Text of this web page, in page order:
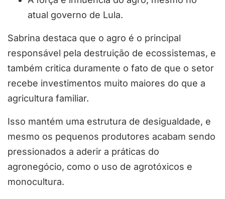
atual governo de Lula.
Sabrina destaca que o agro é o principal
responsável pela destruição de ecossistemas, e
também critica duramente o fato de que o setor
recebe investimentos muito maiores do que a
agricultura familiar.
Isso mantém uma estrutura de desigualdade, e
mesmo os pequenos produtores acabam sendo
pressionados a aderir a práticas do
agronegócio, como o uso de agrotóxicos e
monocultura.